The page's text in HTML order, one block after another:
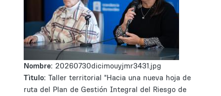
Nombre: 20260730dicimouyjmr3431.jpg
Tìtulo: Taller territorial "Hacia una nueva hoja de
ruta del Plan de Gestión Integral del Riesgo de